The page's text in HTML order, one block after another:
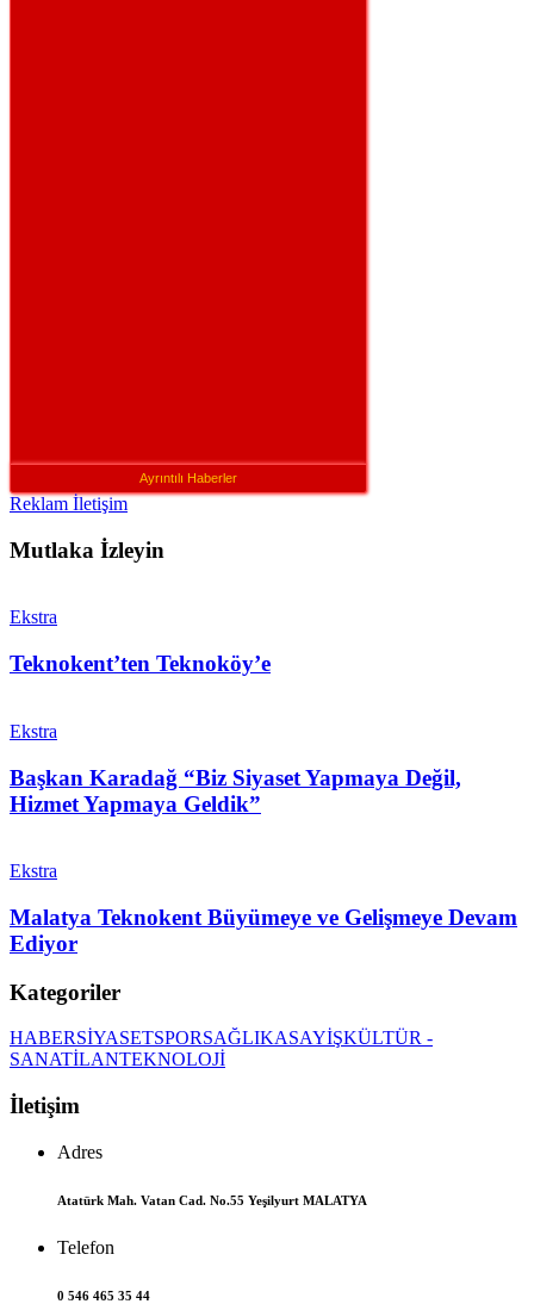
Ayrıntılı Haberler
Reklam İletişim
Mutlaka İzleyin
Ekstra
Teknokent’ten Teknoköy’e
Ekstra
Başkan Karadağ “Biz Siyaset Yapmaya Değil,
Hizmet Yapmaya Geldik”
Ekstra
Malatya Teknokent Büyümeye ve Gelişmeye Devam
Ediyor
Kategoriler
HABERSİYASETSPORSAĞLIKASAYİŞKÜLTÜR -
SANATİLANTEKNOLOJİ
İletişim
Adres
Atatürk Mah. Vatan Cad. No.55 Yeşilyurt MALATYA
Telefon
0 546 465 35 44